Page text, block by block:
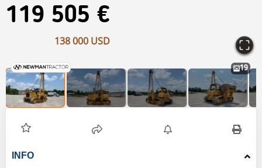
119 505 €
138 000 USD
19
INFO